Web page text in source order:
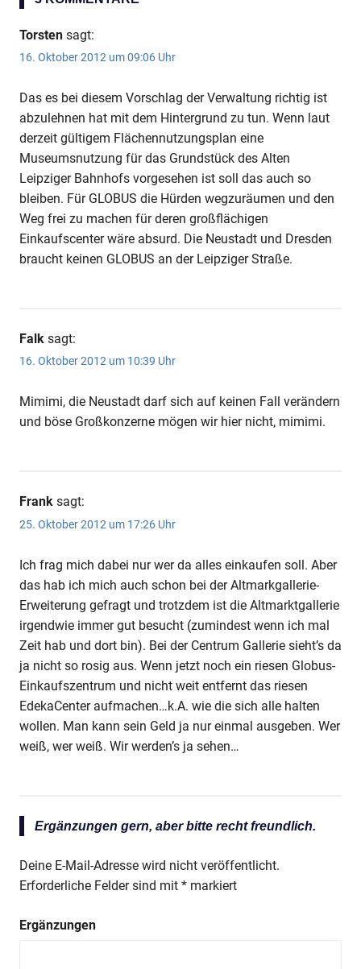
Torsten sagt:
16. Oktober 2012 um 09:06 Uhr
Das es bei diesem Vorschlag der Verwaltung richtig ist
abzulehnen hat mit dem Hintergrund zu tun. Wenn laut
derzeit gültigem Flächennutzungsplan eine
Museumsnutzung für das Grundstück des Alten
Leipziger Bahnhofs vorgesehen ist soll das auch so
bleiben. Für GLOBUS die Hürden wegzuräumen und den
Weg frei zu machen für deren großflächigen
Einkaufscenter wäre absurd. Die Neustadt und Dresden
braucht keinen GLOBUS an der Leipziger Straße.
Falk sagt:
16. Oktober 2012 um 10:39 Uhr
Mimimi, die Neustadt darf sich auf keinen Fall verändern
und böse Großkonzerne mögen wir hier nicht, mimimi.
Frank sagt:
25. Oktober 2012 um 17:26 Uhr
Ich frag mich dabei nur wer da alles einkaufen soll. Aber
das hab ich mich auch schon bei der Altmarkgallerie-
Erweiterung gefragt und trotzdem ist die Altmarktgallerie
irgendwie immer gut besucht (zumindest wenn ich mal
Zeit hab und dort bin). Bei der Centrum Gallerie sieht’s da
ja nicht so rosig aus. Wenn jetzt noch ein riesen Globus-
Einkaufszentrum und nicht weit entfernt das riesen
EdekaCenter aufmachen…k.A. wie die sich alle halten
wollen. Man kann sein Geld ja nur einmal ausgeben. Wer
weiß, wer weiß. Wir werden’s ja sehen…
Ergänzungen gern, aber bitte recht freundlich.
Deine E-Mail-Adresse wird nicht veröffentlicht.
Erforderliche Felder sind mit * markiert
Ergänzungen